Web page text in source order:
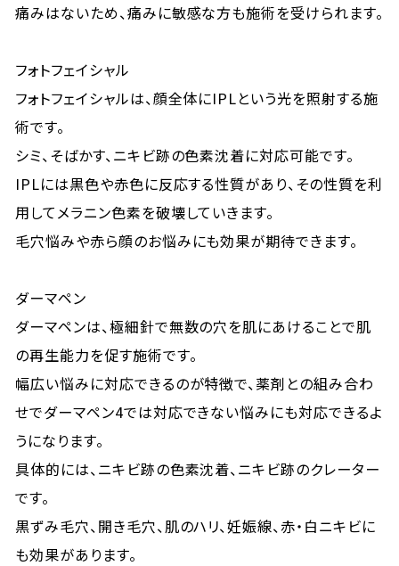
痛みはないため、痛みに敏感な方も施術を受けられます。
フォトフェイシャル
フォトフェイシャルは、顔全体にIPLという光を照射する施
術です。
シミ、そばかす、ニキビ跡の色素沈着に対応可能です。
IPLには黒色や赤色に反応する性質があり、その性質を利
用してメラニン色素を破壊していきます。
毛穴悩みや赤ら顔のお悩みにも効果が期待できます。
ダーマペン
ダーマペンは、極細針で無数の穴を肌にあけることで肌
の再生能力を促す施術です。
幅広い悩みに対応できるのが特徴で、薬剤との組み合わ
せでダーマペン4では対応できない悩みにも対応できるよ
うになります。
具体的には、ニキビ跡の色素沈着、ニキビ跡のクレーター
です。
黒ずみ毛穴、開き毛穴、肌のハリ、妊娠線、赤・白ニキビに
も効果があります。